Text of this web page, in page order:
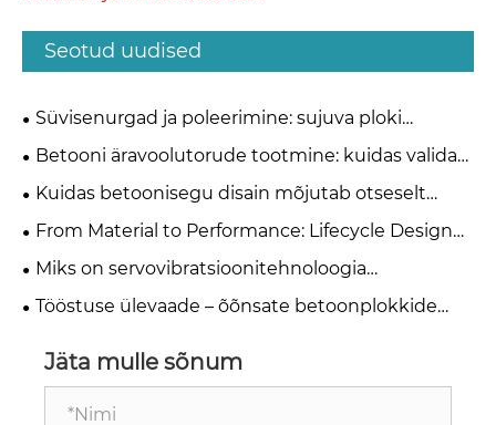
Seotud uudised
Süvisenurgad ja poleerimine: sujuva ploki
väljaviskamise projekteerimine
Betooni äravoolutorude tootmine: kuidas valida
ekstrusiooni ja rulli riputamise meetodite vahel?
Kuidas betoonisegu disain mõjutab otseselt
vormi materjali valikut
From Material to Performance: Lifecycle Design
Principles for High-Quality Concrete Steel Moulds
Miks on servovibratsioonitehnoloogia
betoonplokkide valmistamise võtmeks?
Tööstuse ülevaade – õõnsate betoonplokkide
Jäta mulle sõnum